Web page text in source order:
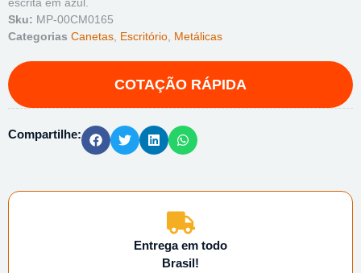
Sku: MP-00CM0165
Categorias Canetas Escritório Metálicas
Compartilhe:
Entrega em todo
Brasil!